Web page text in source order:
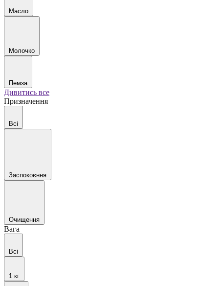
Масло
Молочко
Пемза
Дивитись все
Призначення
Всі
Заспокоєння
Очищення
Вага
Всі
1 кг